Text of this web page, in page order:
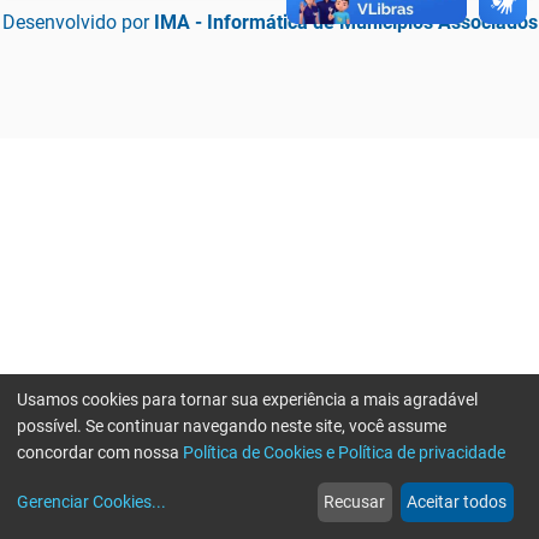
Desenvolvido por IMA - Informática de Municípios Associados
web
Notícias
more_horiz
Mais
Usamos cookies para tornar sua experiência a mais agradável
possível. Se continuar navegando neste site, você assume
concordar com nossa Política de Cookies e Política de privacidade
Gerenciar Cookies... Recusar Aceitar todos
Erro ao enviar informações, por favor tente novamente